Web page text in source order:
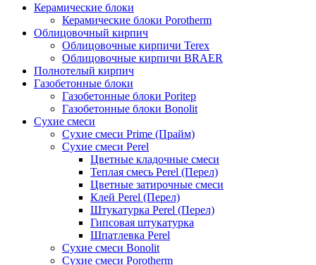
Керамические блоки
Керамические блоки Porotherm
Облицовочный кирпич
Облицовочные кирпичи Terex
Облицовочные кирпичи BRAER
Полнотелый кирпич
Газобетонные блоки
Газобетонные блоки Poritep
Газобетонные блоки Bonolit
Сухие смеси
Сухие смеси Prime (Прайм)
Сухие смеси Perel
Цветные кладочные смеси
Теплая смесь Perel (Перел)
Цветные затирочные смеси
Клей Perel (Перел)
Штукатурка Perel (Перел)
Гипсовая штукатурка
Шпатлевка Perel
Сухие смеси Bonolit
Сухие смеси Porotherm